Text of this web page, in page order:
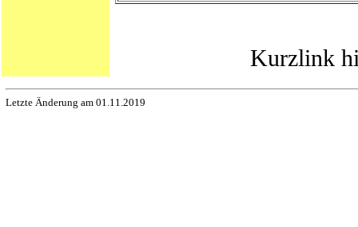
Kurzlink
Letzte Änderung am 01.11.2019